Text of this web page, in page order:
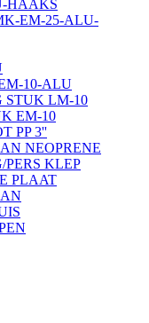
HAAKS
EM-25-ALU-
10-ALU
STUK LM-10
EM-10
PP 3''
NEOPRENE
KLEP
PLAAT